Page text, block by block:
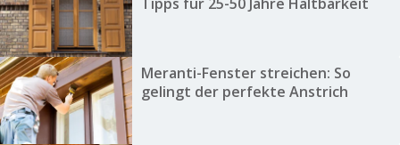
Tipps für 25-50 Jahre Haltbarkeit
Meranti-Fenster streichen: So
gelingt der perfekte Anstrich